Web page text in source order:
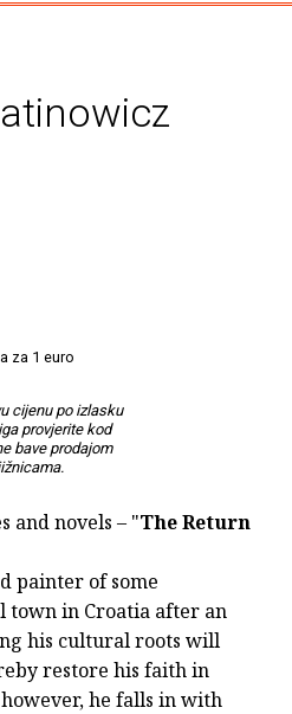
za 1 euro
cijenu po izlasku
provjerite kod
bave prodajom
and novels – "The Return
painter of some
town in Croatia after an
his cultural roots will
restore his faith in
he falls in with